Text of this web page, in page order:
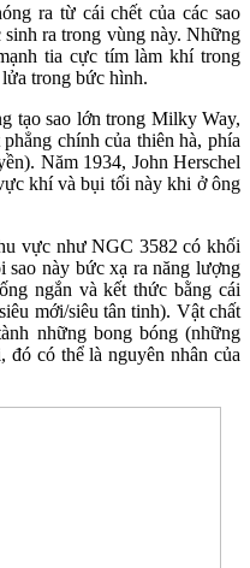
ra từ cái chết của các sao
sinh ra trong vùng này. Những
tia cực tím làm khí trong
trong bức hình.
tạo sao lớn trong Milky Way,
chính của thiên hà, phía
Năm 1934, John Herschel
khí và bụi tối này khi ở ông
vực như NGC 3582 có khối
này bức xạ ra năng lượng
ngắn và kết thức bằng cái
mới/siêu tân tinh). Vật chất
những bong bóng (những
có thể là nguyên nhân của